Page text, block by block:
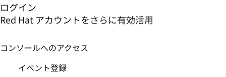
ログイン
Red Hat アカウントをさらに有効活用
コンソールへのアクセス
イベント登録